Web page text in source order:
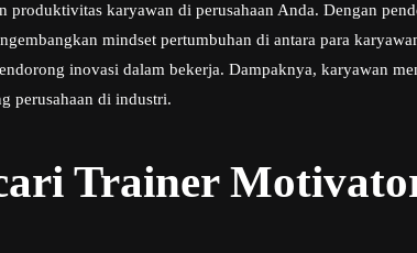
karyawan di perusahaan Anda. Dengan
mindset pertumbuhan di antara para
inovasi dalam bekerja. Dampaknya, karyawan
perusahaan di industri.
Trainer